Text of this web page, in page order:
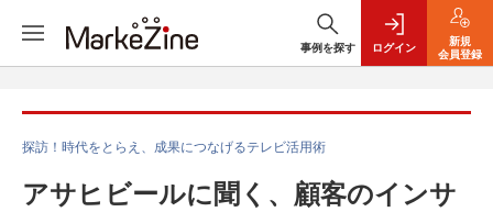
事例を探す ログイン
新規
会員登録
探訪！時代をとらえ、成果につなげるテレビ活用術
アサヒビールに聞く、顧客のインサ